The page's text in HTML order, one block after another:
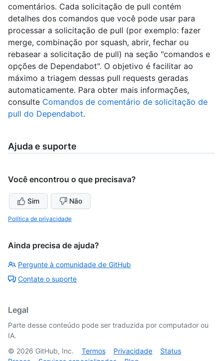
comentários. Cada solicitação de pull contém
detalhes dos comandos que você pode usar para
processar a solicitação de pull (por exemplo: fazer
merge, combinação por squash, abrir, fechar ou
rebasear a solicitação de pull) na seção "comandos e
opções de Dependabot". O objetivo é facilitar ao
máximo a triagem dessas pull requests geradas
automaticamente. Para obter mais informações,
consulte Comandos de comentário de solicitação de
pull do Dependabot.
Ajuda e suporte
Você encontrou o que precisava?
Sim Não
Política de privacidade
Ainda precisa de ajuda?
Pergunte à comunidade de GitHub
Contate o suporte
Legal
Parte desse conteúdo pode ser traduzida por computador ou
IA.
© 2026 GitHub, Inc. Termos Privacidade
Status